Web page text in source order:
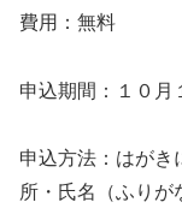
費用：無料
申込期間：１０月
申込方法：はがき
所・氏名（ふりが